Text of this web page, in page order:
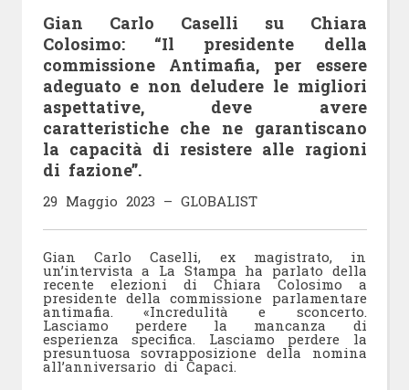
Gian Carlo Caselli su Chiara
Colosimo: “Il presidente della
commissione Antimafia, per essere
adeguato e non deludere le migliori
aspettative, deve avere
caratteristiche che ne garantiscano
la capacità di resistere alle ragioni
di fazione”.
29 Maggio 2023 – GLOBALIST
Gian Carlo Caselli, ex magistrato, in
un’intervista a La Stampa ha parlato della
recente elezioni di Chiara Colosimo a
presidente della commissione parlamentare
antimafia. «Incredulità e sconcerto.
Lasciamo perdere la mancanza di
esperienza specifica. Lasciamo perdere la
presuntuosa sovrapposizione della nomina
all’anniversario di Capaci.